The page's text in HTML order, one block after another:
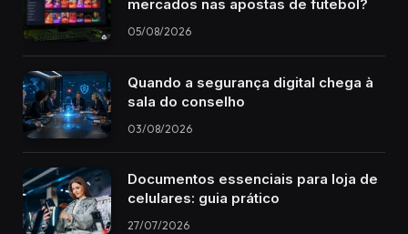
mercados nas apostas de futebol?
05/08/2026
Quando a segurança digital chega à
sala do conselho
03/08/2026
Documentos essenciais para loja de
celulares: guia prático
27/07/2026